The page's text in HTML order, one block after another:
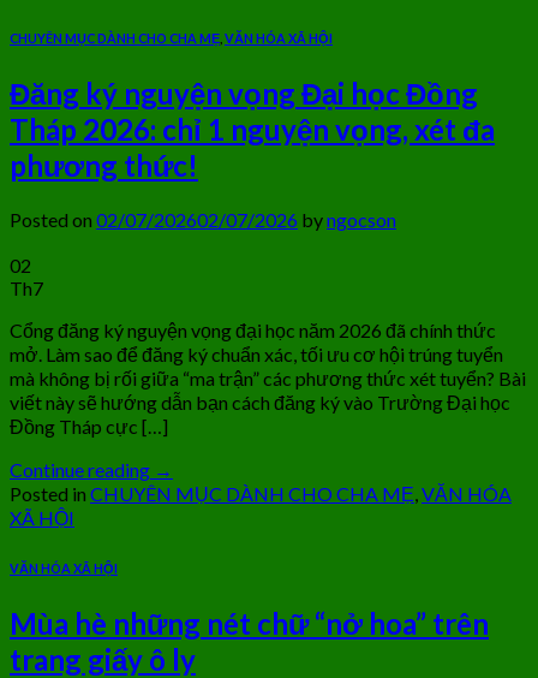
CHUYÊN MỤC DÀNH CHO CHA MẸ VĂN HÓA XÃ HỘI
Đăng ký nguyện vọng Đại học Đồng
Tháp 2026: chỉ 1 nguyện vọng, xét đa
phương thức!
Posted on 02/07/202602/07/2026 byngocson
02
Th7
Cổng đăng ký nguyện vọng đại học năm 2026 đã chính thức
mở. Làm sao để đăng ký chuẩn xác, tối ưu cơ hội trúng tuyển
mà không bị rối giữa “ma trận” các phương thức xét tuyển? Bài
viết này sẽ hướng dẫn bạn cách đăng ký vào Trường Đại học
Đồng Tháp cực […]
Continue reading →
Posted in CHUYÊN MỤC DÀNH CHO CHA MẸ VĂN HÓA
XÃ HỘI
VĂN HÓA XÃ HỘI
Mùa hè những nét chữ “nở hoa” trên
trang giấy ô ly